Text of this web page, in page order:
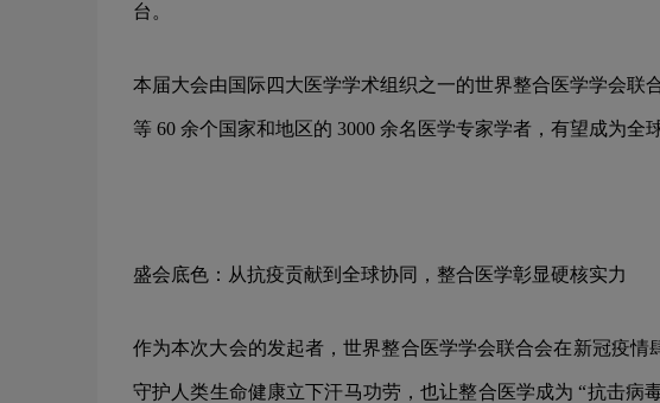
台。
本届大会由国际四大医学学术组织之一的世界整合医学学会
等 60 余个国家和地区的 3000 余名医学专家学者，有望成为全
盛会底色：从抗疫贡献到全球协同，整合医学彰显硬核实力
作为本次大会的发起者，世界整合医学学会联合会在新冠疫
守护人类生命健康立下汗马功劳，也让整合医学成为 “抗击